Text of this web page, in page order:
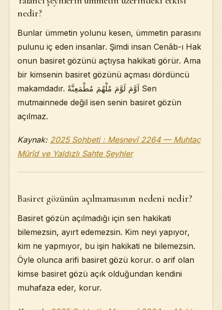
nedir?
Bunlar ümmetin yolunu kesen, ümmetin parasını
pulunu iç eden insanlar. Şimdi insan Cenâb-ı Hak
onun basiret gözünü açtıysa hakikati görür. Ama
bir kimsenin basiret gözünü açması dördüncü
makamdadır. اَوَّمَ لَوَّمَ مُلْهُمَ مُطْمَعِنَّةً Sen
mutmainnede değil isen senin basiret gözün
açılmaz.
Kaynak: 2025 Sohbeti : Mesnevî 2264 — Muhtaç
Mürîd ve Yaldızlı Sahte Şeyhler
Basiret gözünün açılmamasının nedeni nedir?
Basiret gözün açılmadığı için sen hakikati
bilemezsin, ayırt edemezsin. Kim neyi yapıyor,
kim ne yapmıyor, bu işin hakikati ne bilemezsin.
Öyle olunca arifi basiret gözü korur. o arif olan
kimse basiret gözü açık olduğundan kendini
muhafaza eder, korur.